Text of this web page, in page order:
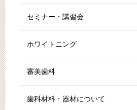
セミナー・講習会
ホワイトニング
審美歯科
歯科材料・器材について